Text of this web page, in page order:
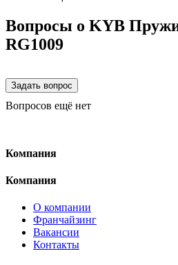
Вопросы о KYB
RG1009
Вопросов ещё нет
Компания
Компания
О компании
Франчайзинг
Вакансии
Контакты